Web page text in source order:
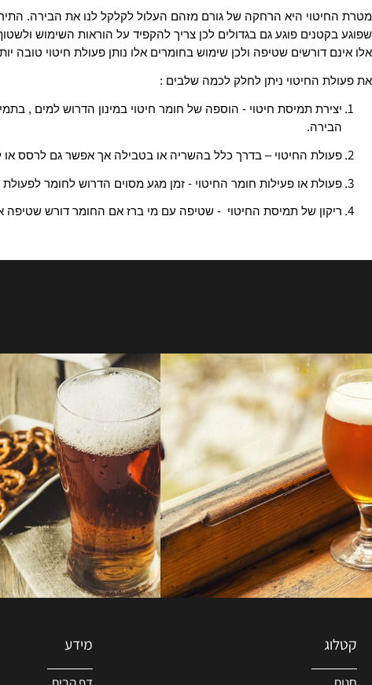
היא הרחקה של גורם מזהם העלול לקלקל לנו את הבירה. התירוש
פוגע גם בגדולים לכן צריך להקפיד על הוראות השימוש ולשטוף
תמיסת חיטוי - הוספה של חומר חיטוי במינון הדרוש למים , בתמיסה
החיטוי – בדרך כלל בהשריה או בטבילה אך אפשר גם לרסס או
או פעילות חומר החיטוי - זמן מגע מסוים הדרוש לחומר לפעולת